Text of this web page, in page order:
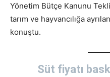
Yönetim Bütçe Kanunu
tarım ve hayvancılığa
konuştu.
Süt fiyatı